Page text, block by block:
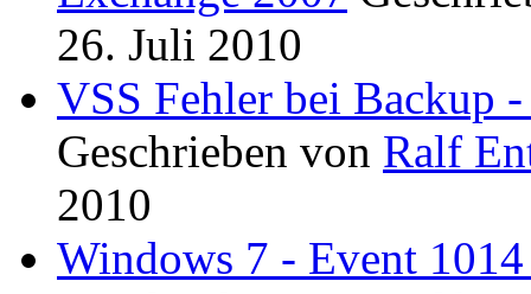
26. Juli 2010
VSS Fehler bei Backup
Geschrieben von Ralf
2010
Windows 7 - Event